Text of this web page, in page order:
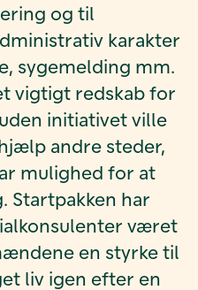
og til
karakter
sygemelding mm.
vigtigt redskab for
initiativet ville
andre steder,
mulighed for at
Startpakken har
været
en styrke til
liv igen efter en